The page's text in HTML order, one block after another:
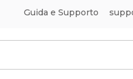
Guida e Supporto